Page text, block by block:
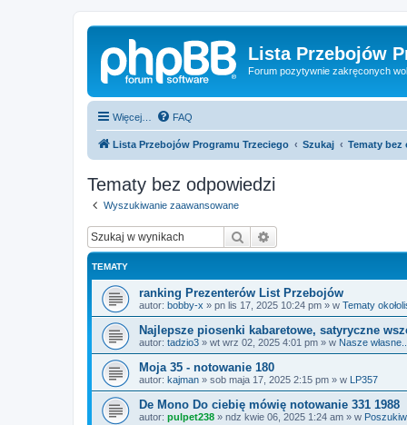
Lista Przebojów
Forum pozytywnie zakręconych
Więcej… FAQ
Lista Przebojów Programu Trzeciego Szukaj Tematy
Tematy bez odpowiedzi
Wyszukiwanie zaawansowane
Szukaj
TEMATY
ranking Prezenterów List Przebojów
autor: bobby-x » pn lis 17, 2025 10:24 pm » w Tematy
Najlepsze piosenki kabaretowe, satyryczne
autor: tadzio3 » wt wrz 02, 2025 4:01 pm » w Nasze
Moja 35 - notowanie 180
autor: kajman » sob maja 17, 2025 2:15 pm » w LP357
De Mono Do ciebię mówię notowanie 331 1988
autor: pulpet238 » ndz kwie 06, 2025 1:24 am » w